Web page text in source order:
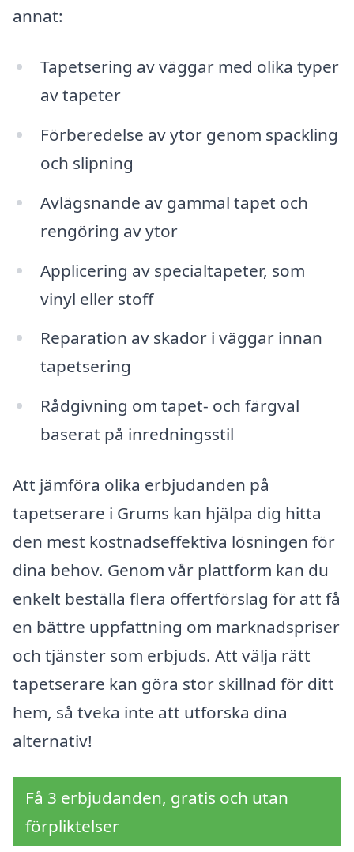
annat:
Tapetsering av väggar med olika typer
av tapeter
Förberedelse av ytor genom spackling
och slipning
Avlägsnande av gammal tapet och
rengöring av ytor
Applicering av specialtapeter, som
vinyl eller stoff
Reparation av skador i väggar innan
tapetsering
Rådgivning om tapet- och färgval
baserat på inredningsstil
Att jämföra olika erbjudanden på
tapetserare i Grums kan hjälpa dig hitta
den mest kostnadseffektiva lösningen för
dina behov. Genom vår plattform kan du
enkelt beställa flera offertförslag för att få
en bättre uppfattning om marknadspriser
och tjänster som erbjuds. Att välja rätt
tapetserare kan göra stor skillnad för ditt
hem, så tveka inte att utforska dina
alternativ!
Få 3 erbjudanden, gratis och utan
förpliktelser